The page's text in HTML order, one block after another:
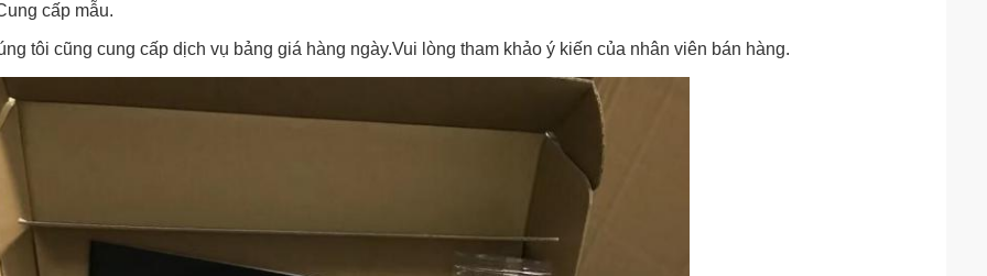
cấp mẫu.
tôi cũng cung cấp dịch vụ bảng giá hàng ngày.Vui lòng tham khảo ý kiến ​​của nhân viên bán hàng.